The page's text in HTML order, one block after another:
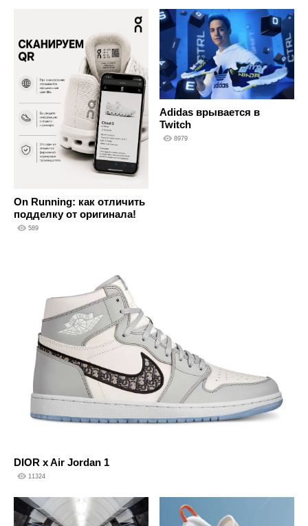
On Running: как отличить
подделку от оригинала!
589
Adidas врывается в
Twitch
8979
DIOR x Air Jordan 1
11324